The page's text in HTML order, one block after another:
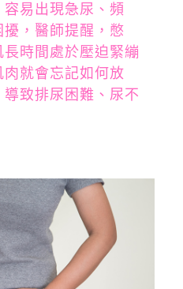
易出現急尿、頻
，醫師提醒，憋
時間處於壓迫緊繃
就會忘記如何放
致排尿困難、尿不